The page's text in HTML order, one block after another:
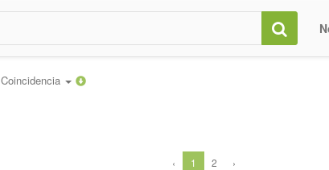
Coincidencia
‹ 1 2 ›